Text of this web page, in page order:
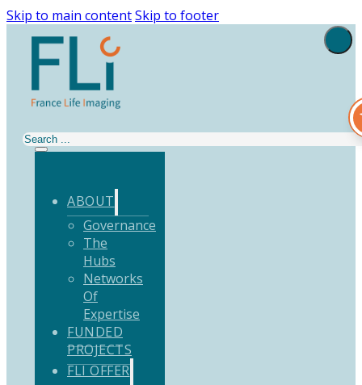
Skip to main contentSkip to footer
Search
ABOUT
Governance
The
Hubs
Networks
Of
Expertise
FUNDED
PROJECTS
FLI OFFER